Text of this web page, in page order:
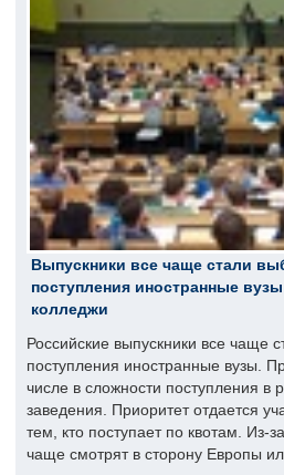
Выпускники все чаще стали
поступления иностранные
колледжи
Российские выпускники все чаще
поступления иностранные вузы.
числе в сложности поступления в
заведения. Приоритет отдается
тем, кто поступает по квотам. Из-
чаще смотрят в сторону Европы